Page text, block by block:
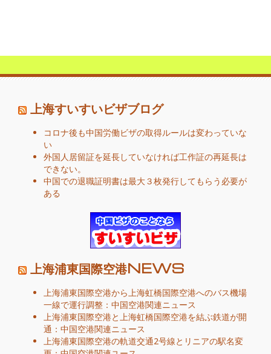
上海すいすいビザブログ
コロナ後も中国労働ビザの取得ルールは変わっていな
い
外国人居留証を延長していなければ工作証の再延長は
できない。
中国での退職証明書は最大３枚発行してもらう必要が
ある
上海浦東国際空港NEWS
上海浦東国際空港から上海虹橋国際空港へのバス機場
一線で運行調整：中国空港関連ニュース
上海浦東国際空港と上海虹橋国際空港を結ぶ鉄道が開
通：中国空港関連ニュース
上海浦東国際空港の軌道交通2号線とリニアの駅名変